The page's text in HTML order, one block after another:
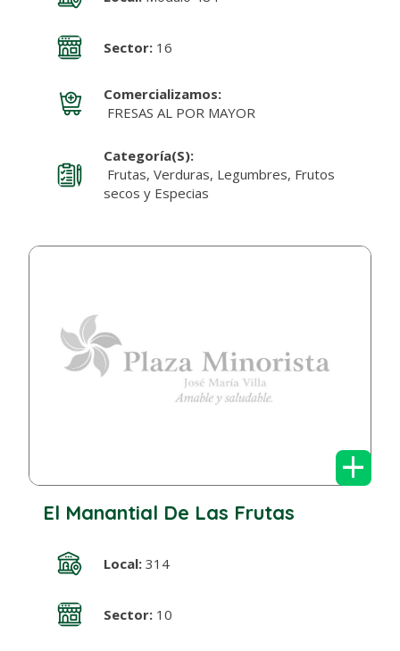
Sector:16
Comercializamos:
FRESAS AL POR MAYOR
Categoría(s):
Frutas, Verduras, Legumbres, Frutos
secos y Especias
+
El Manantial De Las Frutas
Local:314
Sector:10